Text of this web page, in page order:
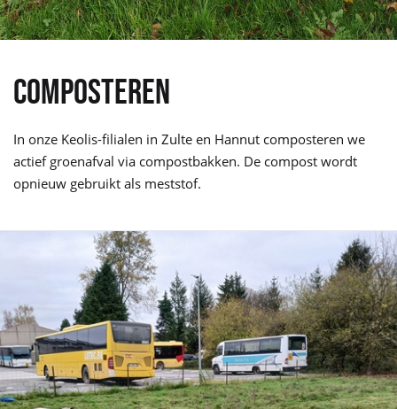
COMPOSTEREN
In onze Keolis-filialen in Zulte en Hannut composteren we
actief groenafval via compostbakken. De compost wordt
opnieuw gebruikt als meststof.